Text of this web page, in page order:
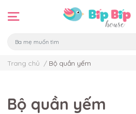
Trang chủ / Bộ quần yếm
Bộ quần yếm